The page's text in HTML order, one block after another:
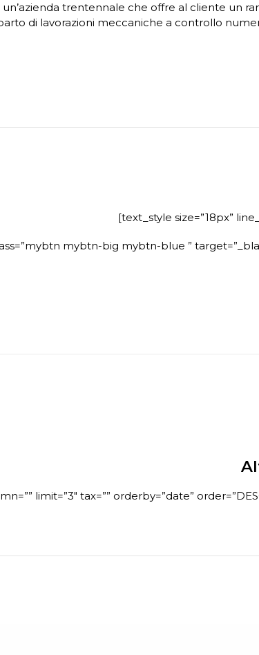
un’azienda trentennale che offre al cliente un
di lavorazioni meccaniche a controllo
[text_style size=”18px”
mybtn-big mybtn-blue ”
limit=”3″ tax=”” orderby=”date”